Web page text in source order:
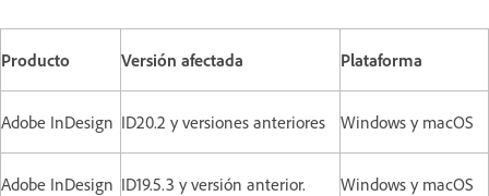
Producto Versión afectada Plataforma
Adobe InDesign ID20.2 y versiones anteriores Windows y macOS
Adobe InDesign ID19.5.3 y versión anterior. Windows y macOS